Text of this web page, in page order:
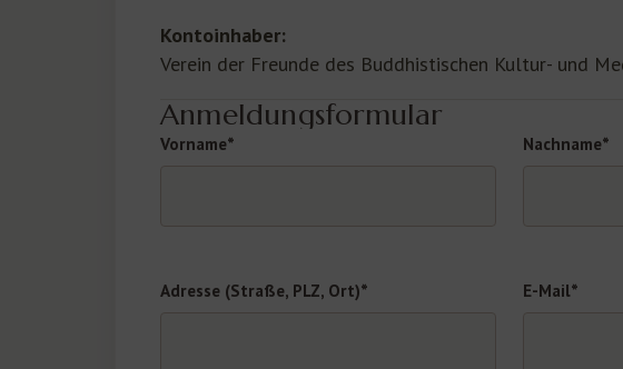
Kontoinhaber:
Verein der Freunde des Buddhistischen Kultur- und
Anmeldungsformular
Vorname* Nachname*
Adresse (Straße, PLZ, Ort)* E-Mail*